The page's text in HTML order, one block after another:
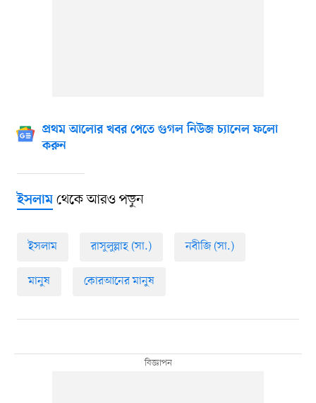
প্রথম আলোর খবর পেতে গুগল নিউজ চ্যানেল ফলো
করুন
ইসলামথেকে আরও পড়ুন
ইসলাম রাসুলুল্লাহ (সা.) নবীজি (সা.)
মানুষ কোরআনের মানুষ